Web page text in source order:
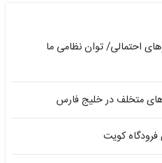
احتمالی/ توان نظامی ما
متخلف در خلیج فارس
فرودگاه کویت